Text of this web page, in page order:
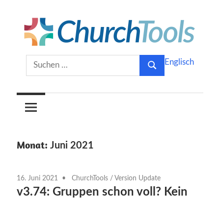
Inhalt
springen
ChurchTools
Blog
(Deutsch)
KircheSuchen
nach:
Suchen
Englisch
Monat: Juni 2021
16. Juni 2021 ChurchTools / Version Update
v3.74: Gruppen schon voll? Kein